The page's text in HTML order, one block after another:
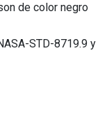
de color negro
STD-8719.9 y